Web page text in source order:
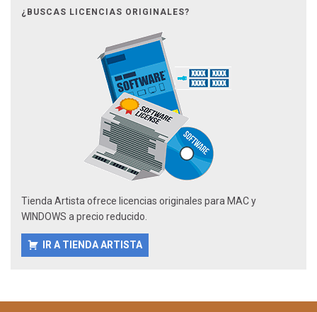
¿BUSCAS LICENCIAS ORIGINALES?
Tienda Artista ofrece licencias originales para MAC y
WINDOWS a precio reducido.
IR A TIENDA ARTISTA